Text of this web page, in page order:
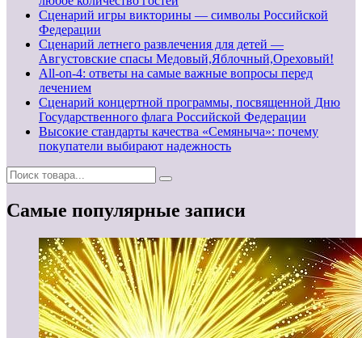
Сценарий игры викторины — символы Российской
Федерации
Сценарий летнего развлечения для детей —
Августовские спасы Медовый,Яблочный,Ореховый!
All-on-4: ответы на самые важные вопросы перед
лечением
Сценарий концертной программы, посвященной Дню
Государственного флага Российской Федерации
Высокие стандарты качества «Семяныча»: почему
покупатели выбирают надежность
Самые популярные записи